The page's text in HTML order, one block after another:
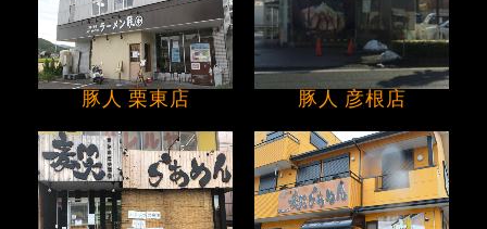
豚人 栗東店 豚人 彦根店